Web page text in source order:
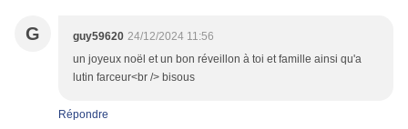
G guy59620 24/12/2024 11:56
un joyeux noël et un bon réveillon à toi et famille ainsi qu'a
lutin farceur<br /> bisous
Répondre